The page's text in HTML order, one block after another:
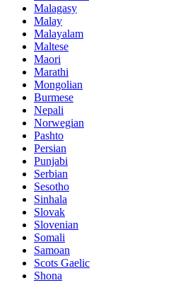
Malagasy
Malay
Malayalam
Maltese
Maori
Marathi
Mongolian
Burmese
Nepali
Norwegian
Pashto
Persian
Punjabi
Serbian
Sesotho
Sinhala
Slovak
Slovenian
Somali
Samoan
Scots Gaelic
Shona